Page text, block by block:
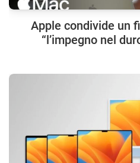
Apple condivide un
“l’impegno nel